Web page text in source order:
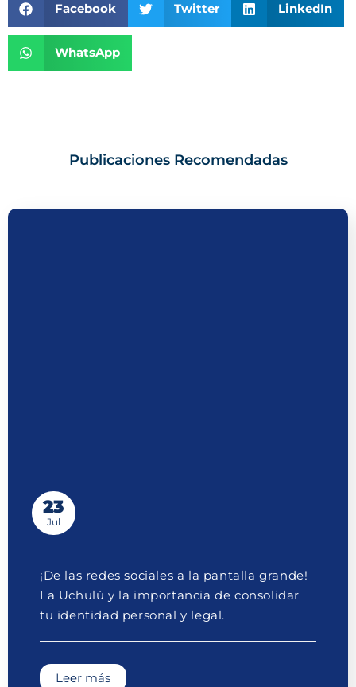
Facebook Twitter LinkedIn
WhatsApp
Publicaciones Recomendadas
23
Jul
¡De las redes sociales a la pantalla grande!
La Uchulú y la importancia de consolidar
tu identidad personal y legal.
Leer más